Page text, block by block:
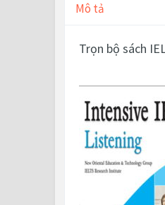
Mô tả
Trọn bộ sách